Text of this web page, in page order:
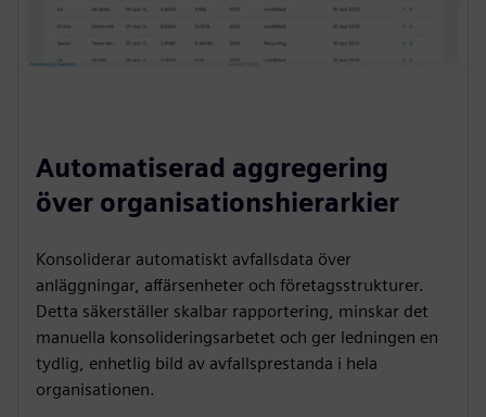
Automatiserad aggregering
över organisationshierarkier
Konsoliderar automatiskt avfallsdata över
anläggningar, affärsenheter och företagsstrukturer.
Detta säkerställer skalbar rapportering, minskar det
manuella konsolideringsarbetet och ger ledningen en
tydlig, enhetlig bild av avfallsprestanda i hela
organisationen.